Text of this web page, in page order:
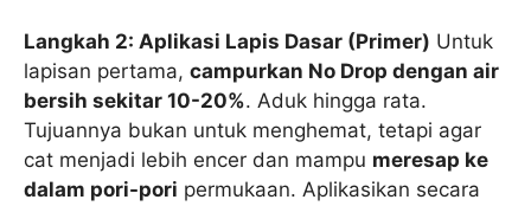
Langkah 2: Aplikasi Lapis Dasar (Primer) Untuk
lapisan pertama, campurkan No Drop dengan air
bersih sekitar 10-20%. Aduk hingga rata.
Tujuannya bukan untuk menghemat, tetapi agar
cat menjadi lebih encer dan mampu meresap ke
dalam pori-pori permukaan. Aplikasikan secara